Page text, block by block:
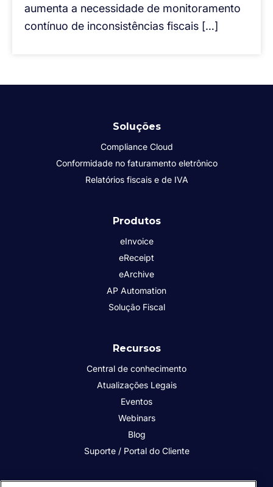
aumenta a necessidade de monitoramento
contínuo de inconsistências fiscais […]
Soluções
Compliance Cloud
Conformidade no faturamento eletrônico
Relatórios fiscais e de IVA
Produtos
eInvoice
eReceipt
eArchive
AP Automation
Solução Fiscal
Recursos
Central de conhecimento
Atualizações Legais
Eventos
Webinars
Blog
Suporte / Portal do Cliente